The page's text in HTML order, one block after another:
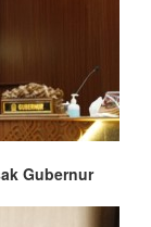
Gubernur